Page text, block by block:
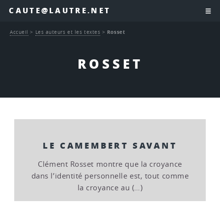
CAUTE@LAUTRE.NET
ROSSET
Accueil > Les auteurs et les textes > Rosset
LE CAMEMBERT SAVANT
Clément Rosset montre que la croyance
dans l’identité personnelle est, tout comme
la croyance au (…)